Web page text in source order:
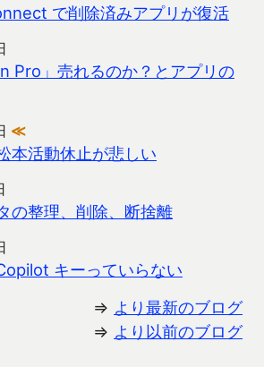
で削除済みアプリが復活
Pro」売れるのか？とアプリの
≪
本活動休止が悲しい
の整理、削除、断捨離
キーっていらない
⇒ より最新のブログ
⇒ より以前のブログ